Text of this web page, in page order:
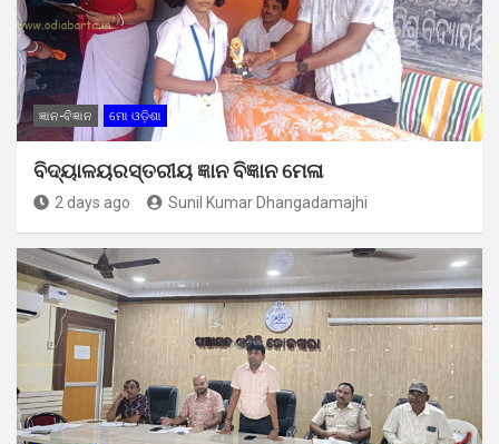
ଜ୍ଞାନ-ବିଜ୍ଞାନ ମୋ ଓଡ଼ିଶା
ବିଦ୍ୟାଳୟରସ୍ତରୀୟ ଜ୍ଞାନ ବିଜ୍ଞାନ ମେଳା
2 days ago Sunil Kumar Dhangadamajhi